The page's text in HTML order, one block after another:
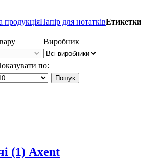
продукціяПапір для нотатківЕтикетки
Виробник
по:
(1) Axent